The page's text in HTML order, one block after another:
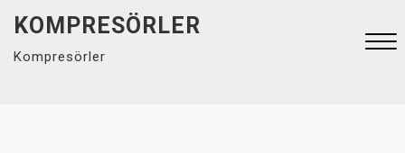
content
KOMPRESÖRLER
Kompresörler